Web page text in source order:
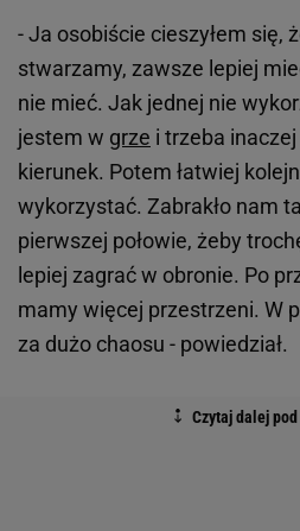
- Ja osobiście cieszyłem się,
stwarzamy, zawsze lepiej
nie mieć. Jak jednej nie
jestem w grze i trzeba
kierunek. Potem łatwiej
wykorzystać. Zabrakło nam
pierwszej połowie, żeby
lepiej zagrać w obronie. Po
mamy więcej przestrzeni. W
za dużo chaosu - powiedział.